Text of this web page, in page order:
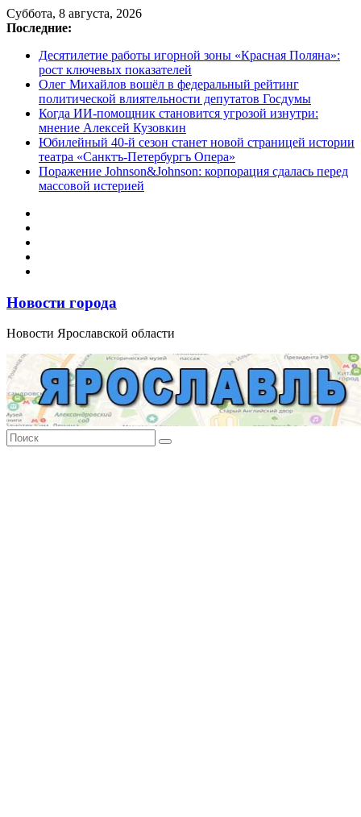
Перейти
к
Суббота, 8 августа, 2026
Последние:
Десятилетие работы игорной зоны «Красная Поляна»:
рост ключевых показателей
Олег Михайлов вошёл в федеральный рейтинг
политической влиятельности депутатов Госдумы
Когда ИИ-помощник становится угрозой изнутри:
мнение Алексей Кузовкин
Юбилейный 40-й сезон станет новой страницей истории
театра «Санктъ-Петербургъ Опера»
Поражение Johnson&Johnson: корпорация сдалась перед
массовой истерией
Новости города
Новости Ярославской области